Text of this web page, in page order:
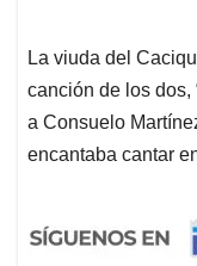
La viuda del
canción de los dos,
a Consuelo
encantaba cantar